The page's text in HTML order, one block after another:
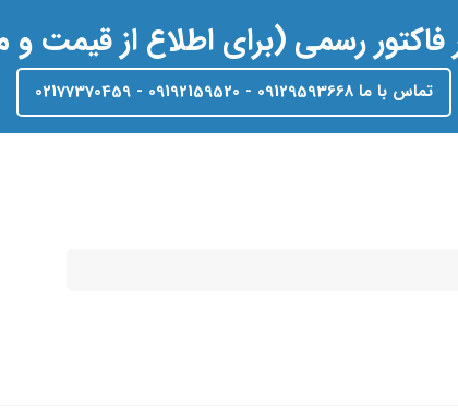
رسمی (برای اطلاع از قیمت
تماس با ما 09129593668 - 09192159520 - 02177370459